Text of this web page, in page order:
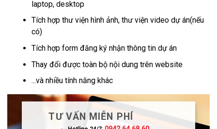
laptop, desktop
Tích hợp thư viện hình ảnh, thư viện video dự án(nếu
có)
Tích hợp form đăng ký nhận thông tin dự án
Thay đổi được toàn bộ nội dung trên website
...và nhiều tính năng khác
TƯ VẤN MIỄN PHÍ